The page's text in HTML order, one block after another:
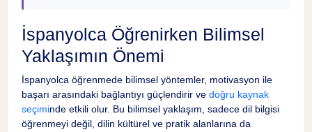
İspanyolca Öğrenirken Bilimsel
Yaklaşımın Önemi
İspanyolca öğrenmede bilimsel yöntemler, motivasyon ile
başarı arasındaki bağlantıyı güçlendirir ve doğru kaynak
seçiminde etkili olur. Bu bilimsel yaklaşım, sadece dil bilgisi
öğrenmeyi değil, dilin kültürel ve pratik alanlarına da